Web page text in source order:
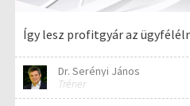
Így lesz profitgyár az
Dr. Serényi János
Tréner